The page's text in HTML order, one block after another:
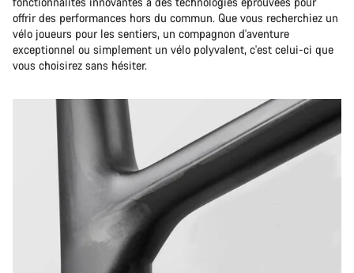
offrir des performances hors du commun. Que vous recherchiez un
vélo joueurs pour les sentiers, un compagnon d'aventure
exceptionnel ou simplement un vélo polyvalent, c'est celui-ci que
vous choisirez sans hésiter.